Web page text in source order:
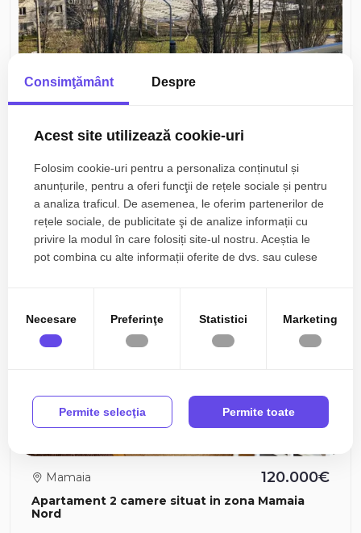
Hotel Vega
Mamaia, Central
2 camere 1 baie 39.50mp
Apartament 2 camere situat in zona Mamaia
Nord
Mamaia 120.000€
Consimţământ Despre
Acest site utilizează cookie-uri
Folosim cookie-uri pentru a personaliza conținutul și
anunțurile, pentru a oferi funcţii de rețele sociale și pentru
a analiza traficul. De asemenea, le oferim partenerilor de
rețele sociale, de publicitate şi de analize informații cu
privire la modul în care folosiți site-ul nostru. Aceștia le
pot combina cu alte informații oferite de dvs. sau culese
Necesare Preferinţe Statistici Marketing
Permite selecţia Permite toate